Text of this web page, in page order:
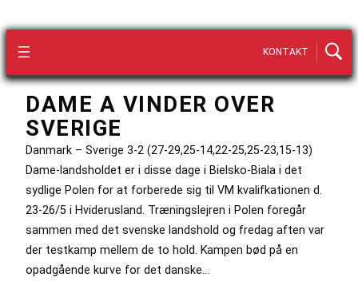
KONTAKT
DAME A VINDER OVER
SVERIGE
Danmark – Sverige 3-2 (27-29,25-14,22-25,25-23,15-13)
Dame-landsholdet er i disse dage i Bielsko-Biala i det
sydlige Polen for at forberede sig til VM kvalifkationen d.
23-26/5 i Hviderusland. Træningslejren i Polen foregår
sammen med det svenske landshold og fredag aften var
der testkamp mellem de to hold. Kampen bød på en
opadgående kurve for det danske…